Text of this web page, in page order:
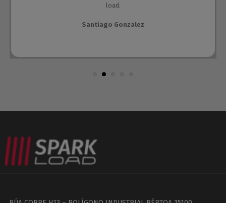
load.
Santiago Gonzalez